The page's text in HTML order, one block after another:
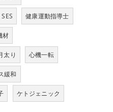
SES 健康運動指導士
材
太り 心機一転
緩和
ケトジェニック